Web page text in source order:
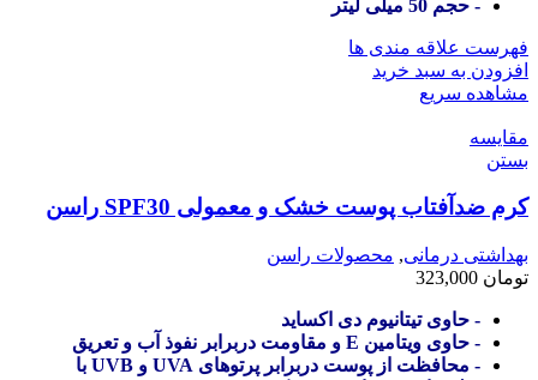
- حجم 50 میلی لیتر
فهرست علاقه مندی ها
افزودن به سبد خرید
مشاهده سریع
مقایسه
بستن
کرم ضدآفتاب پوست خشک و معمولی SPF30 راسن
بهداشتی درمانی, محصولات راسن
تومان
- حاوی تیتانیوم دی اکساید
- حاوی ویتامین E و مقاومت دربرابر نفوذ آب و تعریق
- محافظت از پوست دربرابر پرتوهای UVA و UVB با